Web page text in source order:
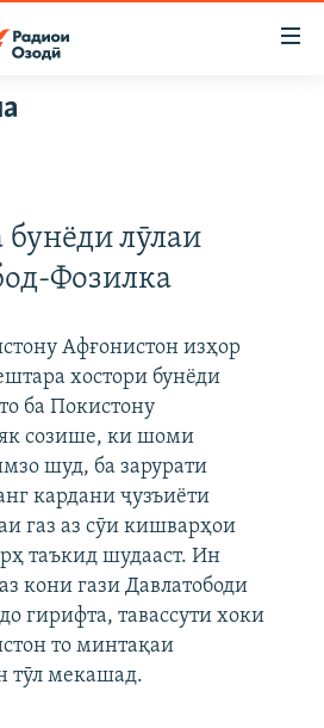
лӯлаи
Фозилка
Афғонистон изҳор
хостори бунёди
ба Покистону
созише, ки шоми
шуд, ба зарурати
кардани ҷузъиёти
газ аз сӯи кишварҳои
таъкид шудааст. Ин
кони гази Давлатободи
гирифта, тавассути хоки
то минтақаи
тӯл мекашад.